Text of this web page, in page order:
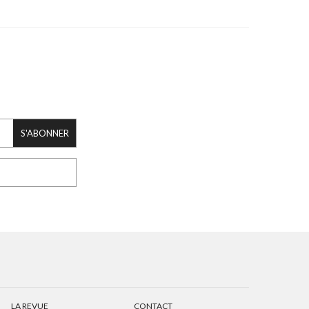
S'ABONNER
LA REVUE CONTACT